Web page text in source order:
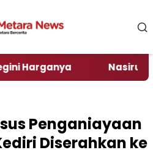
‎Nasirun Maestro
Penganiayaan
Diserahkan ke